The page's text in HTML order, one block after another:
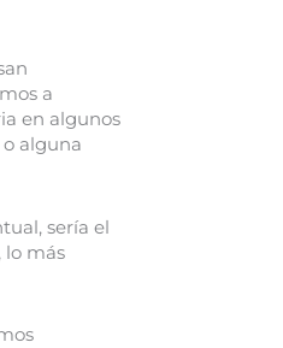
a
en algunos
alguna
sería el
lo más